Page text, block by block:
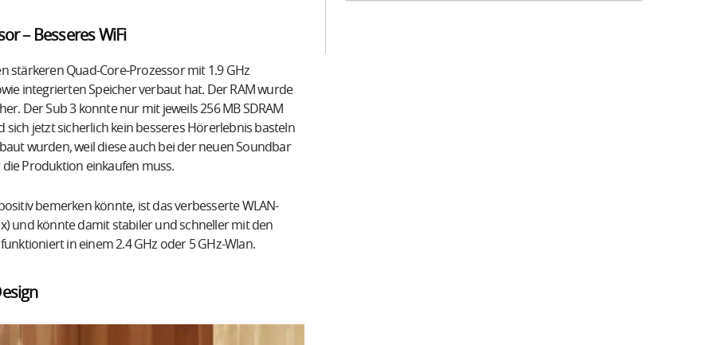
– Besseres WiFi
stärkeren Quad-Core-Prozessor mit 1.9 GHz
integrierten Speicher verbaut hat. Der RAM wurde
Der Sub 3 konnte nur mit jeweils 256 MB SDRAM
sich jetzt sicherlich kein besseres Hörerlebnis basteln
wurden, weil diese auch bei der neuen Soundbar
Produktion einkaufen muss.
bemerken könnte, ist das verbesserte WLAN-
und könnte damit stabiler und schneller mit den
in einem 2.4 GHz oder 5 GHz-Wlan.